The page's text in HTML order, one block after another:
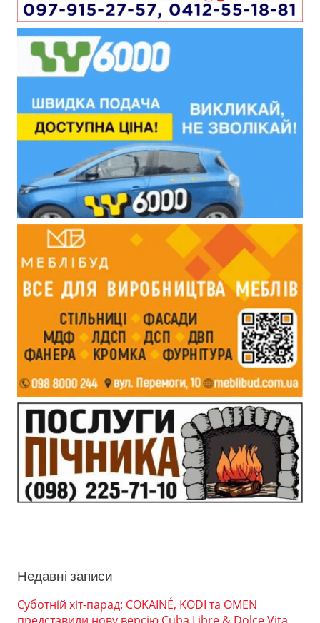
Недавні записи
Суботній хіт-парад: COKAINÉ, KODI та OMEN